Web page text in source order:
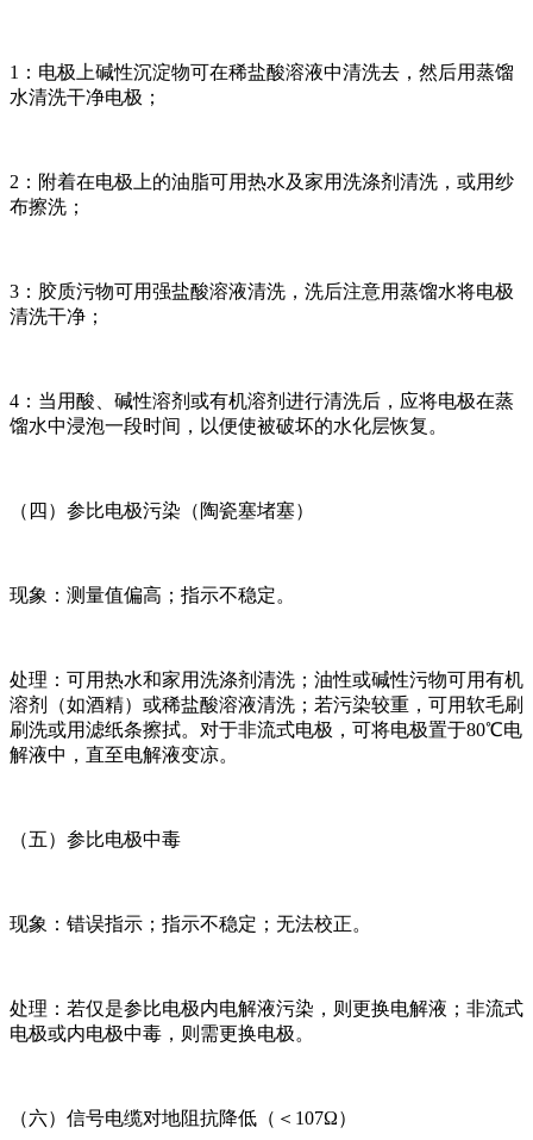
1：电极上碱性沉淀物可在稀盐酸溶液中清洗去，然后用蒸馏
水清洗干净电极；
2：附着在电极上的油脂可用热水及家用洗涤剂清洗，或用纱
布擦洗；
3：胶质污物可用强盐酸溶液清洗，洗后注意用蒸馏水将电极
清洗干净；
4：当用酸、碱性溶剂或有机溶剂进行清洗后，应将电极在蒸
馏水中浸泡一段时间，以便使被破坏的水化层恢复。
（四）参比电极污染（陶瓷塞堵塞）
现象：测量值偏高；指示不稳定。
处理：可用热水和家用洗涤剂清洗；油性或碱性污物可用有机
溶剂（如酒精）或稀盐酸溶液清洗；若污染较重，可用软毛刷
刷洗或用滤纸条擦拭。对于非流式电极，可将电极置于80℃电
解液中，直至电解液变凉。
（五）参比电极中毒
现象：错误指示；指示不稳定；无法校正。
处理：若仅是参比电极内电解液污染，则更换电解液；非流式
电极或内电极中毒，则需更换电极。
（六）信号电缆对地阻抗降低（＜107Ω）